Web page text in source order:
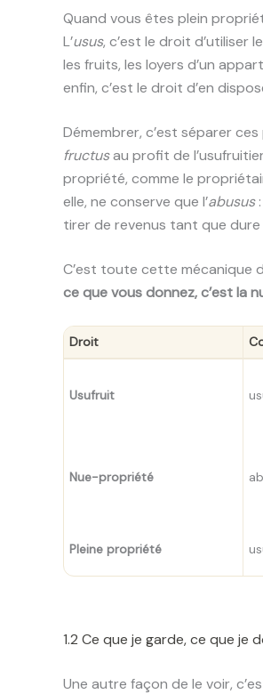
Quand vous êtes plein
L’usus, c’est le droit d’utiliser
les fruits, les loyers d’un
enfin, c’est le droit d’en
Démembrer, c’est séparer
fructusau profit de
propriété, comme le
elle, ne conserve que l’abusus:
tirer de revenus tant que dure
C’est toute cette mécanique
ce que vous donnez, c’est la
Droit
Usufruit
Nue-propriété
Pleine propriété
1.2 Ce que je garde, ce que je
Une autre façon de le voir,